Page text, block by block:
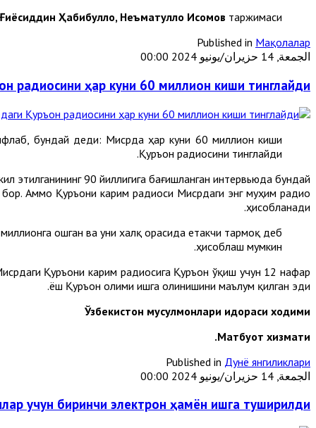
Ғиёсиддин Ҳабибуллоҳ, Неъматуллоҳ Исомов таржимаси.
Published in Мақолалар
الجمعة, 14 حزيران/يونيو 2024 00:00
радиосини ҳар куни 60 миллион киши тинглайди
бундай деди: Мисрда ҳар куни 60 миллион киши
Қуръон радиосини тинглайди.
этилганининг 90 йиллигига бағишланган интервьюда бундай
Аммо Қуръони карим радиоси Мисрдаги энг муҳим радио
ҳисобланади.
ошган ва уни халқ орасида етакчи тармоқ деб
ҳисоблаш мумкин.
Қуръони карим радиосига Қуръон ўқиш учун 12 нафар
ёш Қуръон олими ишга олинишини маълум қилган эди.
Ўзбекистон мусулмонлари идораси ходими
Матбуот хизмати.
Published in Дунё янгиликлари
الجمعة, 14 حزيران/يونيو 2024 00:00
учун биринчи электрон ҳамён ишга туширилди